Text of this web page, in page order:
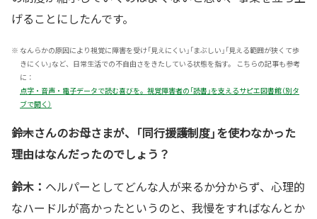
げることにしたんです。
※ なんらかの原因により視覚に障害を受け「見えにくい」「まぶしい」「見える範囲が狭くて歩
きにくい」など、日常生活での不自由さをきたしている状態を指す。 こちらの記事も参考
に：
点字・音声・電子データで読む喜びを。視覚障害者の「読書」を支えるサピエ図書館（別タ
ブで開く）
――鈴木さんのお母さまが、「同行援護制度」を使わなかった
理由はなんだったのでしょう？
鈴木： ヘルパーとしてどんな人が来るか分からず、心理的
なハードルが高かったというのと、我慢をすればなんとか